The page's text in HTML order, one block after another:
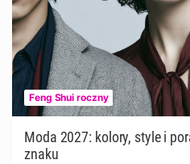
Feng Shui roczny
Moda 2027: kolory, style i
znaku